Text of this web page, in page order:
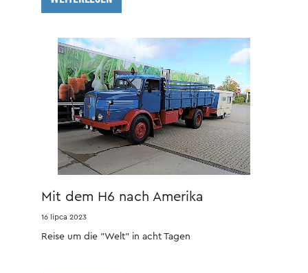
Mit dem H6 nach Amerika
16 lipca 2023
Reise um die "Welt" in acht Tagen